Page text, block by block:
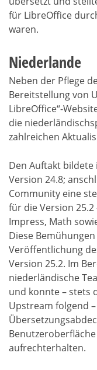
für LibreOffice
waren.
Niederlande
Neben der Pflege
Bereitstellung von
LibreOffice“-
die
zahlreichen
Den Auftakt bildete
Version 24.8;
Community eine
für die Version
Impress, Math
Diese
Veröffentlichung
Version 25.2. Im
niederländische
und konnte – stets
Upstream folgend
aufrechterhalten.